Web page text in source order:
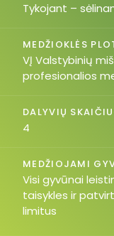
Tykojant –
MEDŽIOKLĖS
VĮ Valstybinių
profesionalios
DALYVIŲ
4
MEDŽIOJAMI
Visi gyvūnai
taisykles ir
limitus